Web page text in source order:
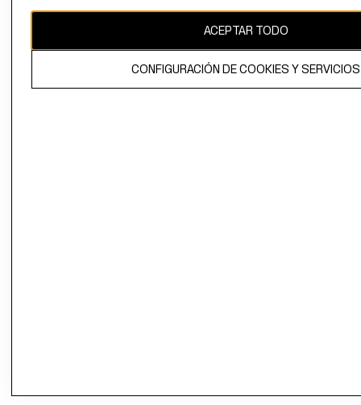
El contenido de esta página web está protegido por copyright y es
propiedad de H&M Hennes & Mauritz AB.ACEPTAR TODO
CONFIGURACIÓN DE COOKIES Y SERVICIOS